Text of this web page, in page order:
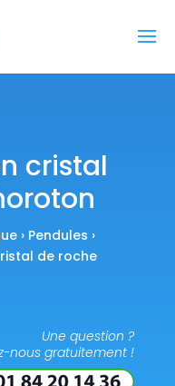
cristal
› Pendules ›
de roche
Une question ?
nous gratuitement !